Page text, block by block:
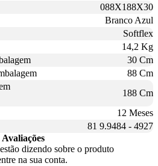
088X188X30
Branco Azul
Softflex
14,2 Kg
30 Cm
88 Cm
188 Cm
12 Meses
81 9.9484 - 4927
Avaliações
dizendo sobre o produto
na sua conta.